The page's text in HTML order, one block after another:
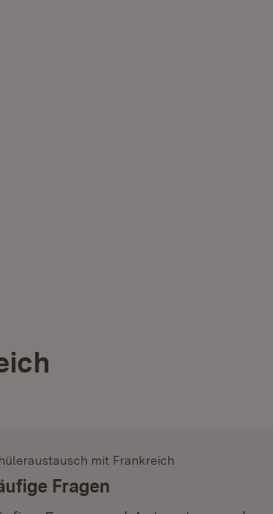
mit Frankreich
Fragen